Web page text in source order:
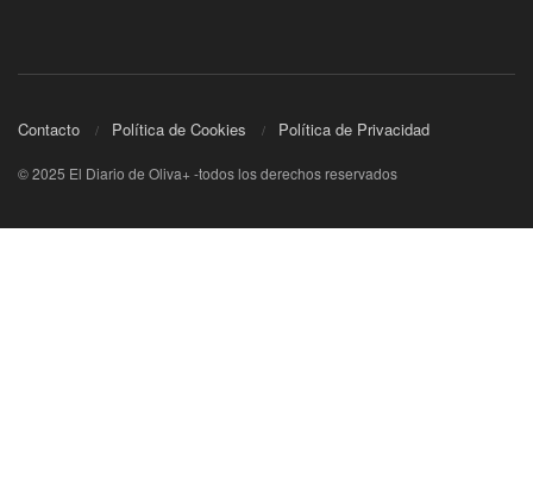
Contacto Política de Cookies Política de Privacidad
© 2025 El Diario de Oliva+ -todos los derechos reservados